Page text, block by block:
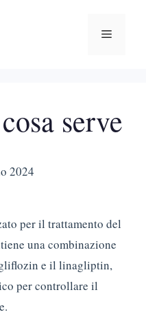
Menu
serve
2024
per il trattamento del
una combinazione
e il linagliptin,
per controllare il